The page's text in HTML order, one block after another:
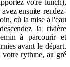
votre lunch),
ensuite rendez-
où la mise à l'eau
la rivière
à parcourir et
avant le départ.
votre rythme, au gré